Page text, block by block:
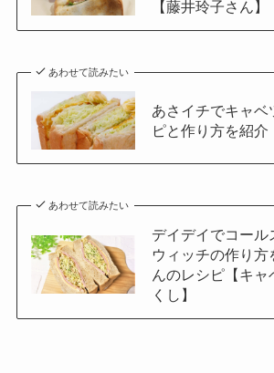
【藤井玲子さん】
あわせて読みたい
あさイチでキャベ
ピと作り方を紹介
あわせて読みたい
デイデイでコール
ウィッチの作り方
んのレシピ【キャ
くし】